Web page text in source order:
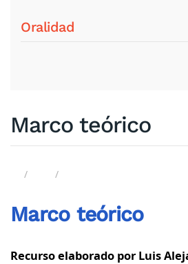
Oralidad
Marco teórico
Marco teórico
Recurso elaborado por Luis